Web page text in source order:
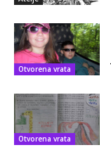
Otvorena vrata
Otvorena vrata